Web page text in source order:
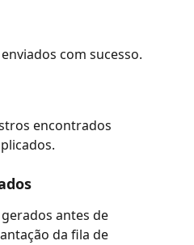
com sucesso.
encontrados
antes de
da fila de